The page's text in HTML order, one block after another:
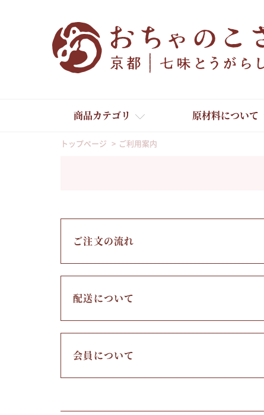
商品カテゴリ
舞妓はんひぃ～ひぃ～
京の一味とうがらし
ラー油
ふりかけ
原材料について
トップページ ご利用案内
ご注文の流れ
配送について
会員について